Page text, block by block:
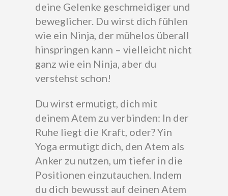
deine Gelenke geschmeidiger und
beweglicher. Du wirst dich fühlen
wie ein Ninja, der mühelos überall
hinspringen kann – vielleicht nicht
ganz wie ein Ninja, aber du
verstehst schon!
Du wirst ermutigt, dich mit
deinem Atem zu verbinden: In der
Ruhe liegt die Kraft, oder? Yin
Yoga ermutigt dich, den Atem als
Anker zu nutzen, um tiefer in die
Positionen einzutauchen. Indem
du dich bewusst auf deinen Atem